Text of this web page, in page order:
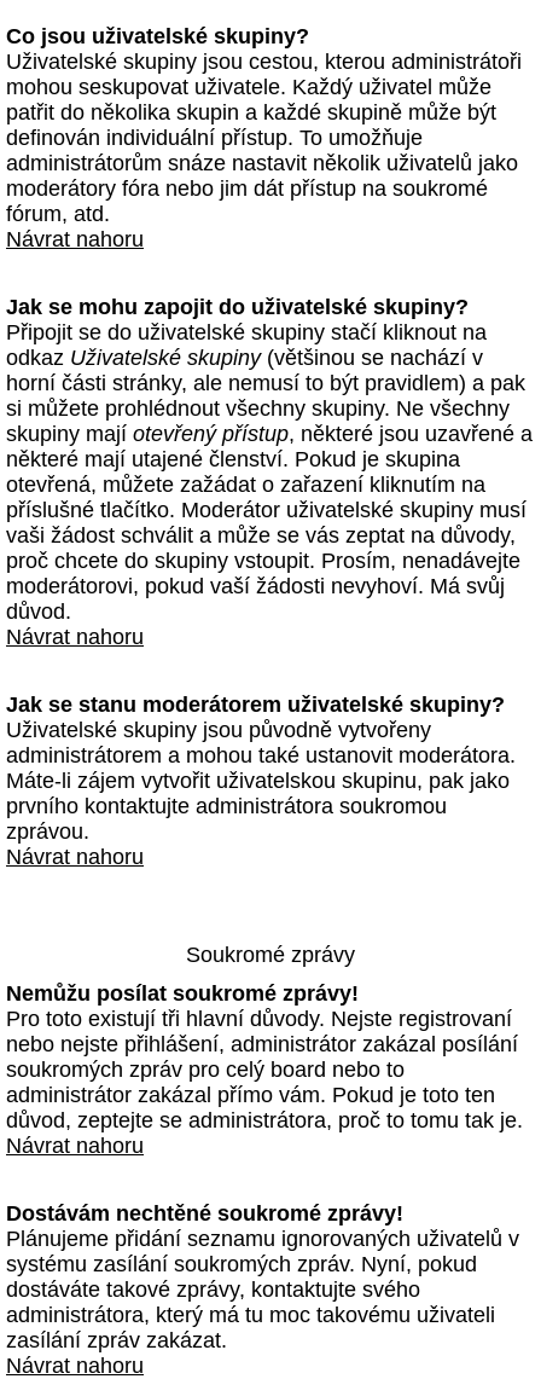
Co jsou uživatelské skupiny?
Uživatelské skupiny jsou cestou, kterou administrátoři
mohou seskupovat uživatele. Každý uživatel může
patřit do několika skupin a každé skupině může být
definován individuální přístup. To umožňuje
administrátorům snáze nastavit několik uživatelů jako
moderátory fóra nebo jim dát přístup na soukromé
fórum, atd.
Návrat nahoru
Jak se mohu zapojit do uživatelské skupiny?
Připojit se do uživatelské skupiny stačí kliknout na
odkaz Uživatelské skupiny(většinou se nachází v
horní části stránky, ale nemusí to být pravidlem) a pak
si můžete prohlédnout všechny skupiny. Ne všechny
skupiny mají otevřený přístup, některé jsou uzavřené a
některé mají utajené členství. Pokud je skupina
otevřená, můžete zažádat o zařazení kliknutím na
příslušné tlačítko. Moderátor uživatelské skupiny musí
vaši žádost schválit a může se vás zeptat na důvody,
proč chcete do skupiny vstoupit. Prosím, nenadávejte
moderátorovi, pokud vaší žádosti nevyhoví. Má svůj
důvod.
Návrat nahoru
Jak se stanu moderátorem uživatelské skupiny?
Uživatelské skupiny jsou původně vytvořeny
administrátorem a mohou také ustanovit moderátora.
Máte-li zájem vytvořit uživatelskou skupinu, pak jako
prvního kontaktujte administrátora soukromou
zprávou.
Návrat nahoru
Soukromé zprávy
Nemůžu posílat soukromé zprávy!
Pro toto existují tři hlavní důvody. Nejste registrovaní
nebo nejste přihlášení, administrátor zakázal posílání
soukromých zpráv pro celý board nebo to
administrátor zakázal přímo vám. Pokud je toto ten
důvod, zeptejte se administrátora, proč to tomu tak je.
Návrat nahoru
Dostávám nechtěné soukromé zprávy!
Plánujeme přidání seznamu ignorovaných uživatelů v
systému zasílání soukromých zpráv. Nyní, pokud
dostáváte takové zprávy, kontaktujte svého
administrátora, který má tu moc takovému uživateli
zasílání zpráv zakázat.
Návrat nahoru